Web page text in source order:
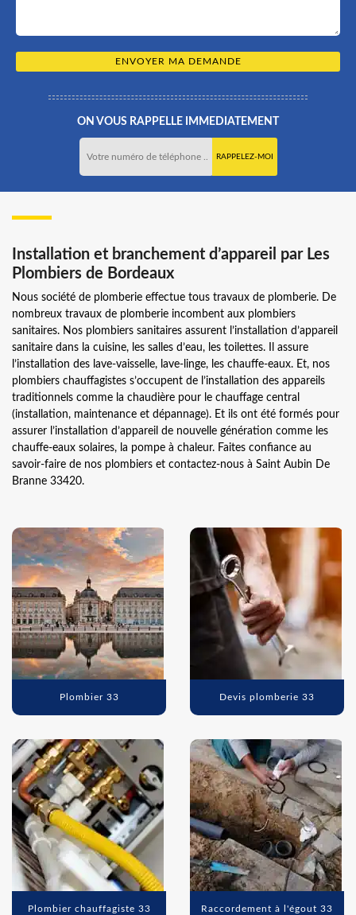
ON VOUS RAPPELLE IMMEDIATEMENT
Installation et branchement d’appareil par Les
Plombiers de Bordeaux
Nous société de plomberie effectue tous travaux de plomberie. De
nombreux travaux de plomberie incombent aux plombiers
sanitaires. Nos plombiers sanitaires assurent l’installation d’appareil
sanitaire dans la cuisine, les salles d’eau, les toilettes. Il assure
l’installation des lave-vaisselle, lave-linge, les chauffe-eaux. Et, nos
plombiers chauffagistes s’occupent de l’installation des appareils
traditionnels comme la chaudière pour le chauffage central
(installation, maintenance et dépannage). Et ils ont été formés pour
assurer l’installation d’appareil de nouvelle génération comme les
chauffe-eaux solaires, la pompe à chaleur. Faites confiance au
savoir-faire de nos plombiers et contactez-nous à Saint Aubin De
Branne 33420.
Plombier 33 Devis plomberie 33
Plombier chauffagiste 33 Raccordement à l'égout 33